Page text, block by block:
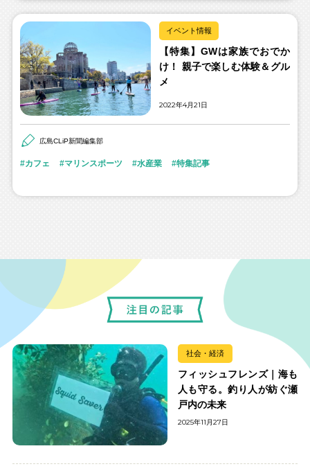
イベント情報
【特集】GWは家族でおでか
け！ 親子で楽しむ体験＆グル
メ
2022年4月21日
広島CLiP新聞編集部
カフェ マリンスポーツ 水産業 特集記事
社会・経済
フィッシュフレンズ｜海も
人も守る。釣り人が紡ぐ瀬
戸内の未来
2025年11月27日